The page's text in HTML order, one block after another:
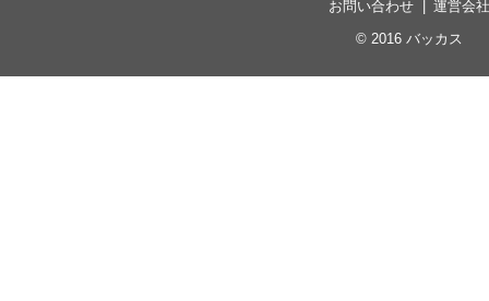
お問い合わせ
運営会
© 2016 バッカス